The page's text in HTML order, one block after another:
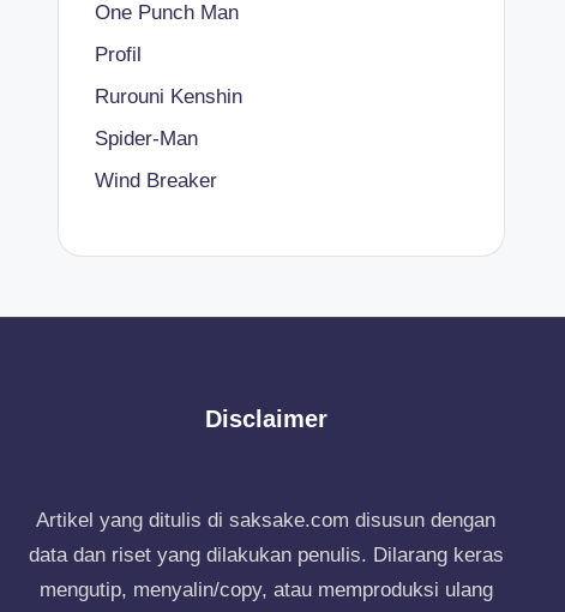
One Punch Man
Profil
Rurouni Kenshin
Spider-Man
Wind Breaker
Disclaimer
Artikel yang ditulis di saksake.com disusun dengan
data dan riset yang dilakukan penulis. Dilarang keras
mengutip, menyalin/copy, atau memproduksi ulang